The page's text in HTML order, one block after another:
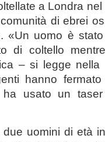
a Londra
di ebrei
«Un uomo è
di coltello
– si legge
hanno fermato
usato un
uomini di età